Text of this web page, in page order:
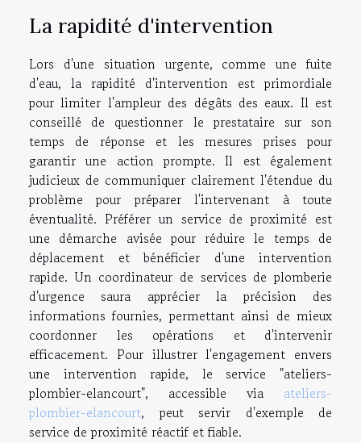
La rapidité d'intervention
Lors d'une situation urgente, comme une fuite
d'eau, la rapidité d'intervention est primordiale
pour limiter l'ampleur des dégâts des eaux. Il est
conseillé de questionner le prestataire sur son
temps de réponse et les mesures prises pour
garantir une action prompte. Il est également
judicieux de communiquer clairement l'étendue du
problème pour préparer l'intervenant à toute
éventualité. Préférer un service de proximité est
une démarche avisée pour réduire le temps de
déplacement et bénéficier d'une intervention
rapide. Un coordinateur de services de plomberie
d'urgence saura apprécier la précision des
informations fournies, permettant ainsi de mieux
coordonner les opérations et d'intervenir
efficacement. Pour illustrer l'engagement envers
une intervention rapide, le service "ateliers-
plombier-elancourt", accessible via ateliers-
plombier-elancourt, peut servir d'exemple de
service de proximité réactif et fiable.